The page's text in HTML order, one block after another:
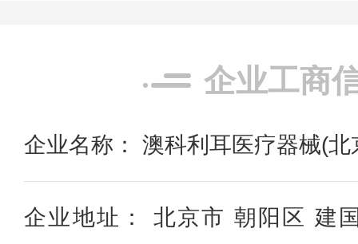
企业工商
企业名称： 澳科利耳医疗器械(北
企业地址： 北京市 朝阳区 建